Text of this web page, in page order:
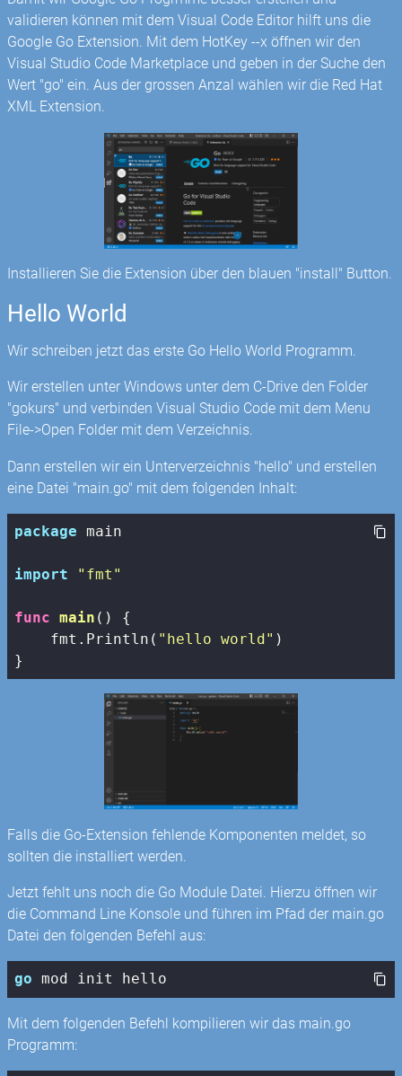
validieren können mit dem Visual Code Editor hilft uns die
Google Go Extension. Mit dem HotKey--x öffnen wir den
Visual Studio Code Marketplace und geben in der Suche den
Wert "go" ein. Aus der grossen Anzal wählen wir die Red Hat
XML Extension.
Installieren Sie die Extension über den blauen "install" Button.
Hello World
Wir schreiben jetzt das erste Go Hello World Programm.
Wir erstellen unter Windows unter dem C-Drive den Folder
"gokurs" und verbinden Visual Studio Code mit dem Menu
File->Open Folder mit dem Verzeichnis.
Dann erstellen wir ein Unterverzeichnis "hello" und erstellen
eine Datei "main.go" mit dem folgenden Inhalt:
package main
import "fmt"
func main ()
{
    fmt.Println(
"hello world" )
}
Falls die Go-Extension fehlende Komponenten meldet, so
sollten die installiert werden.
Jetzt fehlt uns noch die Go Module Datei. Hierzu öffnen wir
die Command Line Konsole und führen im Pfad der main.go
Datei den folgenden Befehl aus:
go mod init hello
Mit dem folgenden Befehl kompilieren wir das main.go
Programm: